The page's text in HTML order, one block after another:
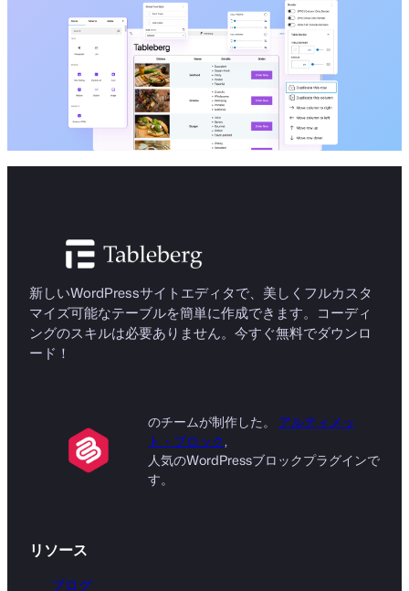
新しいWordPressサイトエディタで、美しくフルカスタ
マイズ可能なテーブルを簡単に作成できます。コーディ
ングのスキルは必要ありません。今すぐ無料でダウンロ
ード！
のチームが制作した。 アルティメッ
ト・ブロック,
人気のWordPressブロックプラグインで
す。
リソース
ブログ